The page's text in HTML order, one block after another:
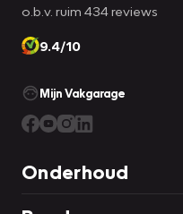
o.b.v. ruim 434 reviews
9.4/10
Mijn Vakgarage
Onderhoud